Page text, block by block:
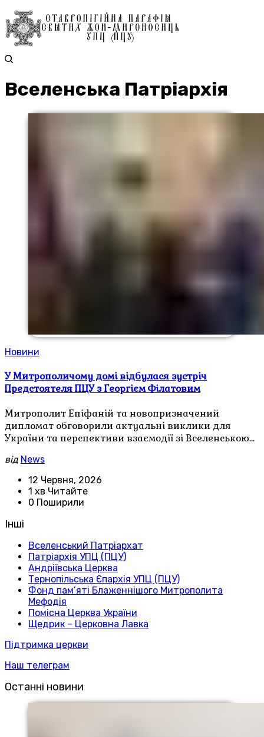
Вселенська Патріархія
Новини
У Митрополичому домі відбулася зустріч
Предстоятеля ПЦУ з Георгієм Філатовим
Митрополит Епіфаній та новопризначений
дипломат обговорили актуальні виклики для
України та перспективи взаємодії зі Вселенською…
від News
12 Червня, 2026
1 хв Читайте
0 Поширили
Інші
Вселенський Патріархат
Патріархія УПЦ (ПЦУ)
Андріївська Церква
Тернопільська Єпархія УПЦ (ПЦУ)
Фонд пам’яті Блаженнішого Митрополита
Мефодія
Помісна Церква України
Щедрик – Церковна Лавка
Підтримка церкви
Наш телеграм
Останні новини